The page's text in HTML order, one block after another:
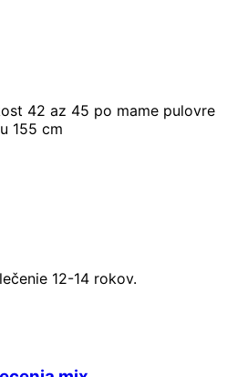
42 az 45 po mame pulovre
155 cm
12-14 rokov.